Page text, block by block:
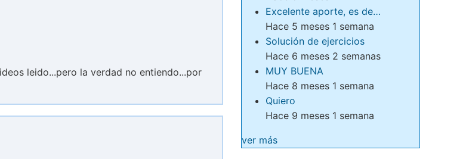
leido...pero la verdad no entiendo...por
Excelente aporte, es de…
Hace 5 meses 1 semana
Solución de ejercicios
Hace 6 meses 2 semanas
MUY BUENA
Hace 8 meses 1 semana
Quiero
Hace 9 meses 1 semana
ver más